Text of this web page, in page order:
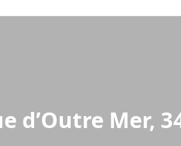
d’Outre Mer,